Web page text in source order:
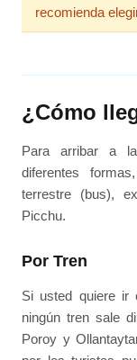
recomienda
¿Cómo
Para arribar a
diferentes
terrestre (bus),
Picchu.
Por Tren
Si usted quiere ir
ningún tren sale
Poroy y